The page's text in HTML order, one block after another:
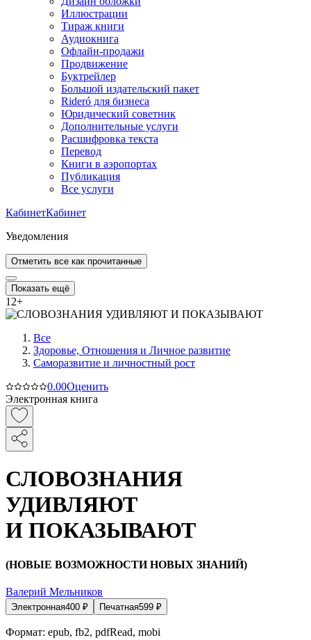
Иллюстрации
Тираж книги
Аудиокнига
Офлайн-продажи
Продвижение
Буктрейлер
Большой издательский пакет
Rideró для бизнеса
Юридический советник
Дополнительные услуги
Расшифровка текста
Перевод
Книги в аэропортах
Публикация
Все услуги
КабинетКабинет
Уведомления
Отметить все как прочитанные
Показать ещё
12+
Все
Здоровье, Отношения и Личное развитие
Саморазвитие и личностный рост
0.00Оценить
Электронная книга
СЛОВОЗНАНИЯ
УДИВЛЯЮТ
И ПОКАЗЫВАЮТ
(НОВЫЕ ВОЗМОЖНОСТИ НОВЫХ ЗНАНИЙ)
Валерий Мельников
Электронная400 ₽ Печатная599 ₽
Формат: epub, fb2, pdfRead, mobi